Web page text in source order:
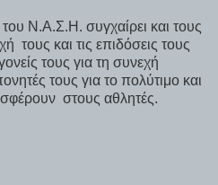
Ν.Α.Σ.Η. συγχαίρει και τους
τους και τις επιδόσεις τους
τους για τη συνεχή
τους για το πολύτιμο και
στους αθλητές.